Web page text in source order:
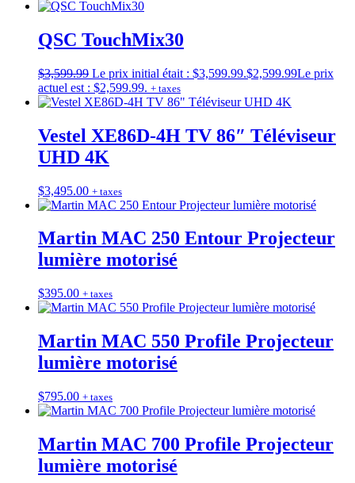
QSC TouchMix30
$3,599.99 Le prix initial était : $3,599.99.$2,599.99Le prix
actuel est : $2,599.99. + taxes
Vestel XE86D-4H TV 86″ Téléviseur
UHD 4K
$3,495.00 + taxes
Martin MAC 250 Entour Projecteur
lumière motorisé
$395.00 + taxes
Martin MAC 550 Profile Projecteur
lumière motorisé
$795.00 + taxes
Martin MAC 700 Profile Projecteur
lumière motorisé